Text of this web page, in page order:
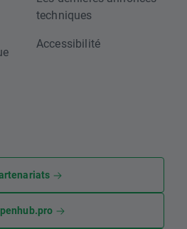
techniques
Accessibilité